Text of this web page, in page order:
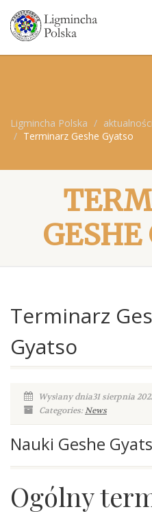
Ligmincha Polska aktualności
Terminarz Geshe Gyatso
GESHE
Terminarz
Gyatso
Wysłany dnia31 sierpnia
Categories:News
Nauki Geshe
Ogólny